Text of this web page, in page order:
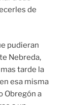
de
pudieran
Nebreda,
tarde la
esa misma
Obregón a